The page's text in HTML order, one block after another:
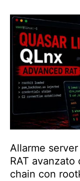
Allarme
RAT
chain con